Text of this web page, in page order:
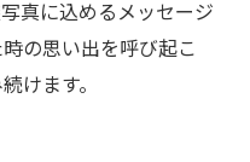
真に込めるメッセージ
の思い出を呼び起こ
けます。